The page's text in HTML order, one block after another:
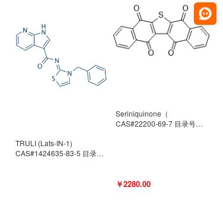
TRULI (Lats-IN-1)
CAS#1424635-83-5 目录号
Seriniquinone（
CAS#22200-69-7 目录号
￥2280.00